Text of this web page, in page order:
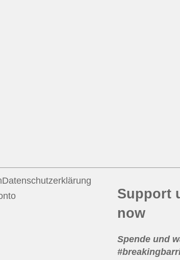
Datenschutzerklärung
Support
now
Spende und